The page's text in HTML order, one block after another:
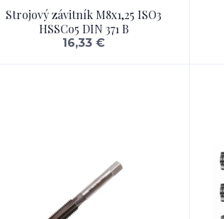
Strojový závitník M8x1,25 ISO3
HSSCo5 DIN 371 B
16,33 €